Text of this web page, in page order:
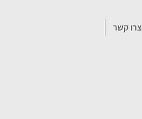
צרו קשר